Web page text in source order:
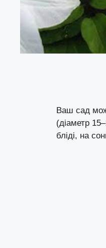
Ваш сад
(діаметр
бліді, на